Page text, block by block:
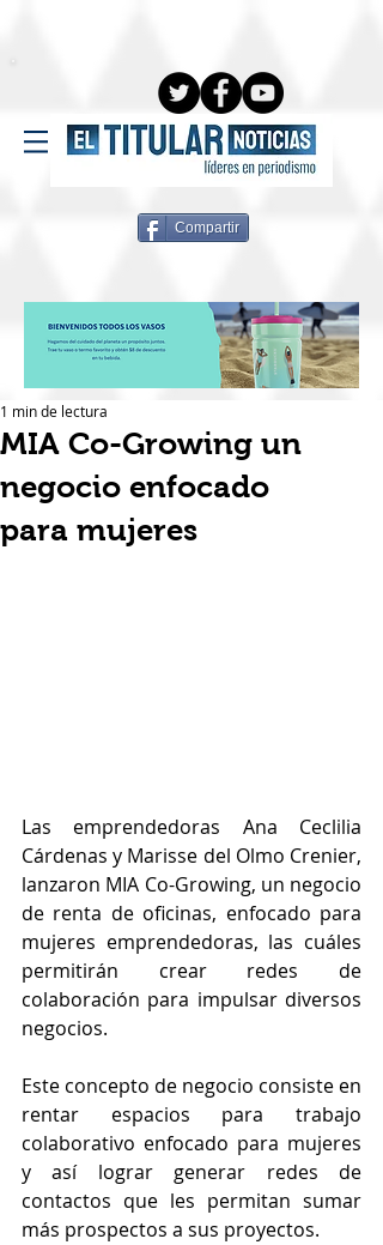
Compartir
MIA Co-Growing un
negocio enfocado
para mujeres
1 min de lectura
Las emprendedoras Ana Ceclilia
Cárdenas y Marisse del Olmo Crenier,
lanzaron MIA Co-Growing, un negocio
de renta de oficinas, enfocado para
mujeres emprendedoras, las cuáles
permitirán crear redes de
colaboración para impulsar diversos
negocios.
Este concepto de negocio consiste en
rentar espacios para trabajo
colaborativo enfocado para mujeres
y así lograr generar redes de
contactos que les permitan sumar
más prospectos a sus proyectos.